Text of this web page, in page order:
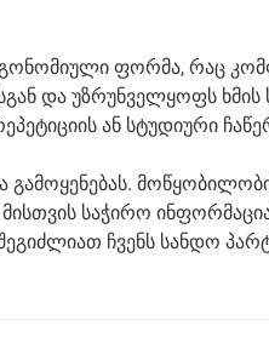
ფორმა, რაც
და უზრუნველყოფს
ან სტუდიური
საჭირო
ჩვენს სანდო